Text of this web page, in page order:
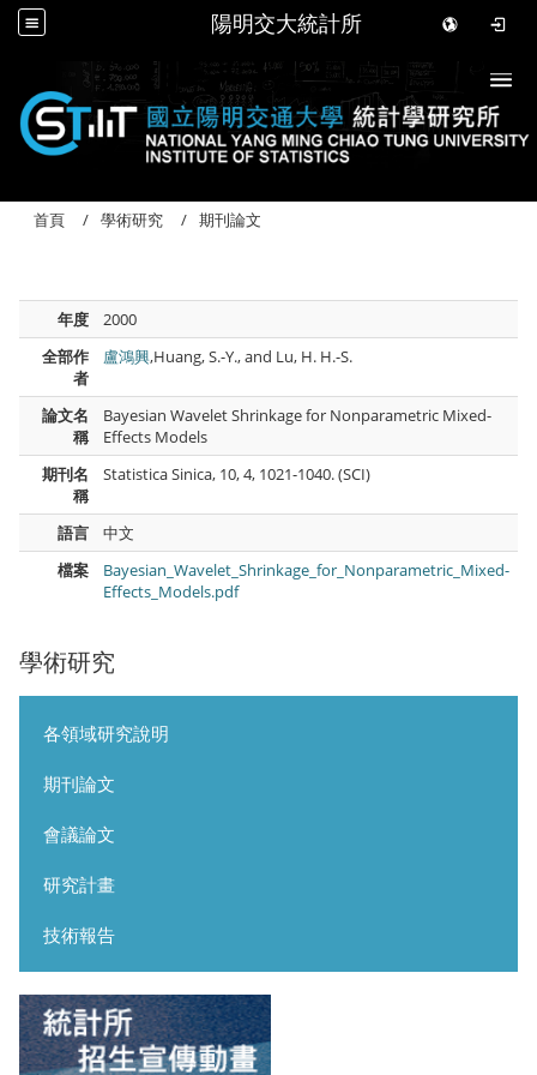
陽明交大統計所
學術研究
各領域研究說明
期刊論文
會議論文
研究計畫
技術報告
首頁 學術研究 期刊論文
年度
2000
全部作
者
盧鴻興,Huang, S.-Y., and Lu, H. H.-S.
論文名
稱
Bayesian Wavelet Shrinkage for Nonparametric Mixed-
Effects Models
期刊名
稱
Statistica Sinica, 10, 4, 1021-1040. (SCI)
語言
中文
檔案
Bayesian_Wavelet_Shrinkage_for_Nonparametric_Mixed-
Effects_Models.pdf